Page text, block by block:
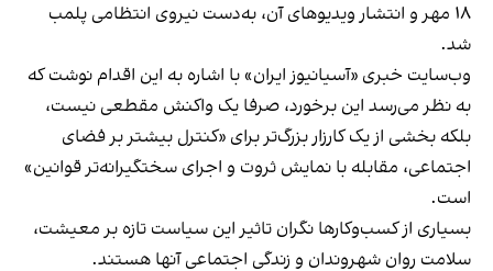
۱۸ مهر و انتشار ویدیوهای آن، به‌دست نیروی انتظامی پلمب
شد.
وب‌سایت خبری «آسیانیوز ایران» با اشاره به این اقدام نوشت که
به نظر می‌رسد این برخورد، صرفا یک واکنش مقطعی نیست،
بلکه بخشی از یک کارزار بزرگ‌تر برای «کنترل بیشتر بر فضای
اجتماعی، مقابله با نمایش ثروت و اجرای سختگیرانه‌تر قوانین»
است.
بسیاری از کسب‌وکارها نگران تاثیر این سیاست‌ تازه بر معیشت،
سلامت روان شهروندان و زندگی اجتماعی آنها هستند.